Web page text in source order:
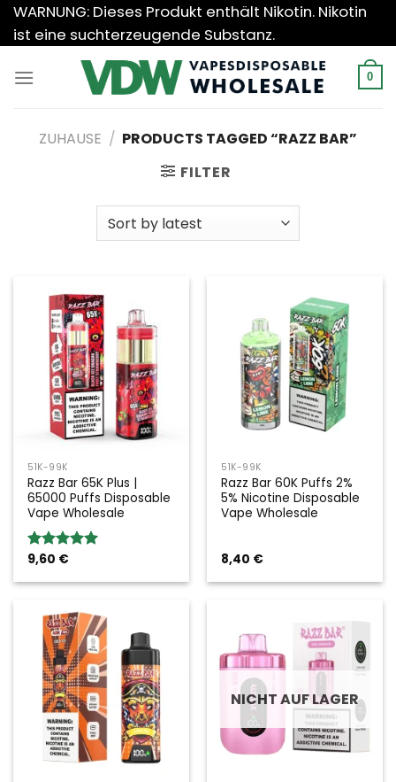
Zum
Inhalt
WARNUNG: Dieses Produkt enthält Nikotin. Nikotin
ist eine suchterzeugende Substanz.
0
ZUHAUSE / PRODUCTS TAGGED “RAZZ BAR”
FILTER
51K-99K
Razz Bar 65K Plus |
65000 Puffs Disposable
Vape Wholesale
Bewertung:
9,60 €
51K-99K
Razz Bar 60K Puffs 2%
5% Nicotine Disposable
Vape Wholesale
8,40 €
NICHT AUF LAGER